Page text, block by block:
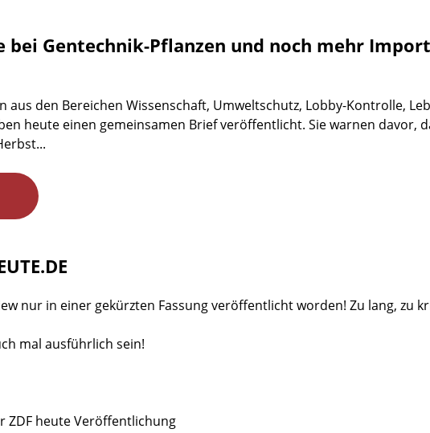
bei Gentechnik-Pflanzen und noch mehr
aus den Bereichen Wissenschaft, Umweltschutz, Lobby-Kontrolle,
heute einen gemeinsamen Brief veröffentlicht. Sie warnen davor,
nur in einer gekürzten Fassung veröffentlicht worden! Zu lang, zu
mal ausführlich sein!
ZDF heute Veröffentlichung